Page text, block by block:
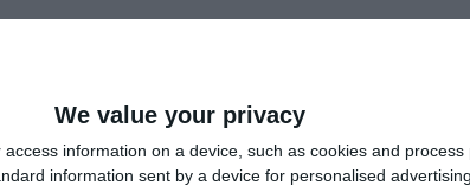
We value your privacy
information on a device, such as cookies and process
information sent by a device for personalised